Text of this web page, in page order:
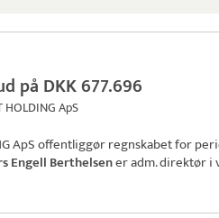
på DKK 677.696
HOLDING ApS
ApSoffentliggør regnskabet for
Engell Berthelsener adm. direktør i